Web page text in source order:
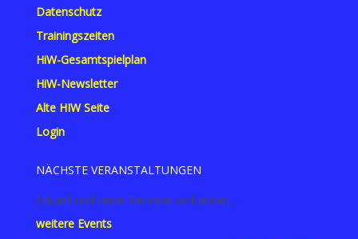
Datenschutz
Trainingszeiten
HiW-Gesamtspielplan
HiW-Newsletter
Alte HIW Seite
Login
NÄCHSTE VERANSTALTUNGEN
Aktuell sind keine Termine vorhanden.
weitere Events